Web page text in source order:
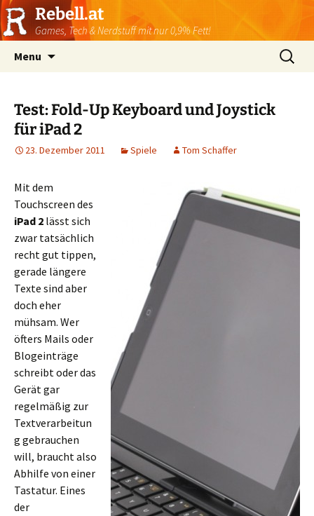
Rebell.at
Games, Tech & Nerdstuff mit nur 0,9% Fett!
Menu
Suchen
nach:
Test: Fold-Up Keyboard und Joystick
für iPad 2
23. Dezember 2011 Spiele Tom Schaffer
Mit dem
Touchscreen des
iPad 2 lässt sich
zwar tatsächlich
recht gut tippen,
gerade längere
Texte sind aber
doch eher
mühsam. Wer
öfters Mails oder
Blogeinträge
schreibt oder das
Gerät gar
regelmäßig zur
Textverarbeitun
g gebrauchen
will, braucht also
Abhilfe von einer
Tastatur. Eines
der